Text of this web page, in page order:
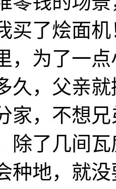
买了烩面
，为了一
久，父亲
家，不想
除了几间
种地，就